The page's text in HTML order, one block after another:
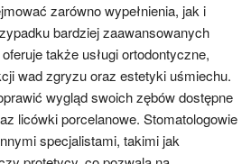
zarówno wypełnienia, jak i
bardziej zaawansowanych
także usługi ortodontyczne,
wad zgryzu oraz estetyki uśmiechu.
wygląd swoich zębów dostępne
licówki porcelanowe. Stomatologowie
specjalistami, takimi jak